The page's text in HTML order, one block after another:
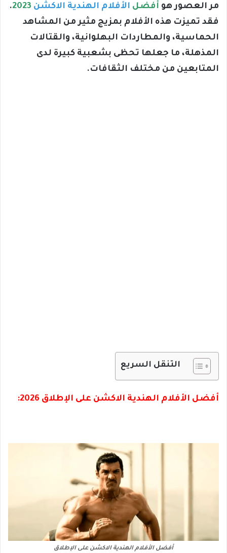
مر العصور هو أفضل الأفلام الهندية الاكشن
.
فقد تميزت هذه الأفلام بمزيج مثير من المشاهد
الحماسية، والمطاردات البهلوانية، والقتالات
المذهلة، ما جعلها تحظى بشعبية كبيرة لدى
المتابعين من مختلف الثقافات.
التنقل السريع
أفضل الأفلام الهندية الاكشن على الإطلاق 2026:
أفضل الأفلام الهندية الاكشن على الإطلاق